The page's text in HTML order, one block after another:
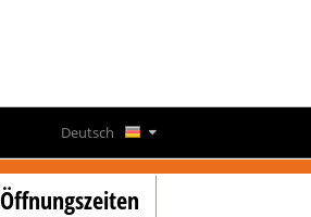
Deutsch
Français
Öffnungszeiten